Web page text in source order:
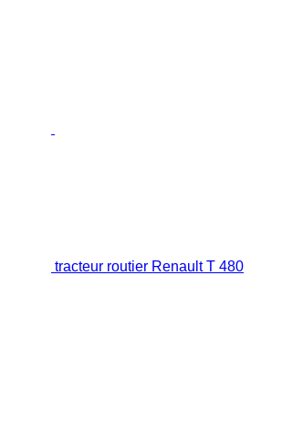
tracteur routier Renault T 480